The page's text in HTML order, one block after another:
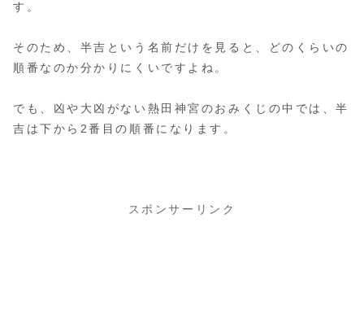
す。
そのため、半吉という名前だけを見ると、どのくらいの
順番なのか分かりにくいですよね。
でも、凶や大凶がない熱田神宮のおみくじの中では、半
吉は下から2番目の順番になります。
スポンサーリンク